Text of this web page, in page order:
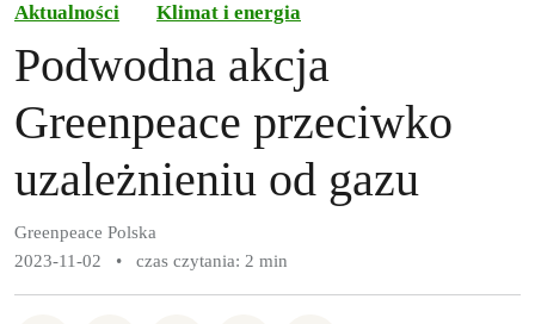
Aktualności Klimat i energia
Podwodna akcja
Greenpeace przeciwko
uzależnieniu od gazu
Greenpeace Polska
2023-11-02
• czas czytania: 2 min